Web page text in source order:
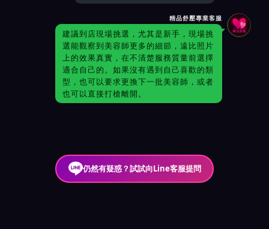
精品舒壓專業客服
建議到店現場挑選，尤其是新手，現場挑
選能觀察到美容師更多的細節，遠比照片
上的效果真實，在不清楚服務質量前選擇
適合自己的。如果沒有遇到自己喜歡的類
型，也可以要求更換下一批美容師，或者
也可以直接打槍離開。
仍然有疑惑？試試向Line客服提問